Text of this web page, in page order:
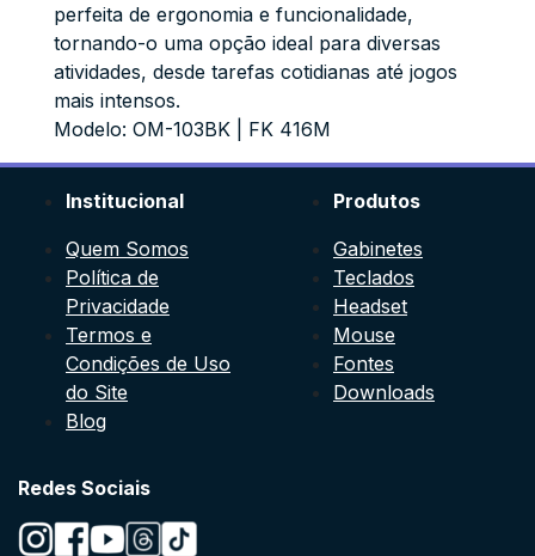
perfeita de ergonomia e funcionalidade,
tornando-o uma opção ideal para diversas
atividades, desde tarefas cotidianas até jogos
mais intensos.
Modelo: OM-103BK | FK 416M
Institucional
Quem Somos
Política de
Privacidade
Termos e
Condições de Uso
do Site
Blog
Produtos
Gabinetes
Teclados
Headset
Mouse
Fontes
Downloads
Redes Sociais